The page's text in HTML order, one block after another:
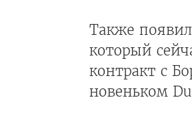
Также
который
контракт с
новеньком